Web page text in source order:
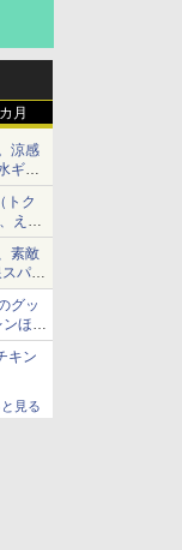
月
涼感
ギア
トク
えき
素敵
パに
グッ
ほ
キン
見る